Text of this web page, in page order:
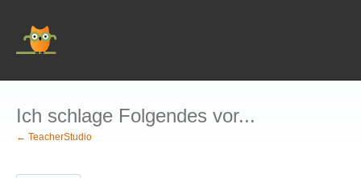
Inhalt
springen
Ich schlage Folgendes vor...
← TeacherStudio